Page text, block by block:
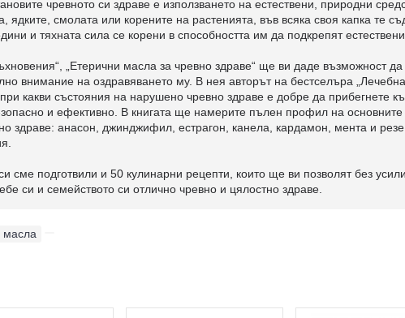
чревното си здраве е използването на естествени, природни
ядките, смолата или корените на растенията, във всяка своя капка те
и тяхната сила се корени в способността им да подкрепят
„Етерични масла за чревно здраве“ ще ви даде възможност
внимание на оздравяването му. В нея авторът на бестселъра
какви състояния на нарушено чревно здраве е добре да прибегнете
и ефективно. В книгата ще намерите пълен профил на
здраве: анасон, джинджифил, естрагон, канела, кардамон, мента и
сме подготвили и 50 кулинарни рецепти, които ще ви позволят без
си и семейството си отлично чревно и цялостно здраве.
масла